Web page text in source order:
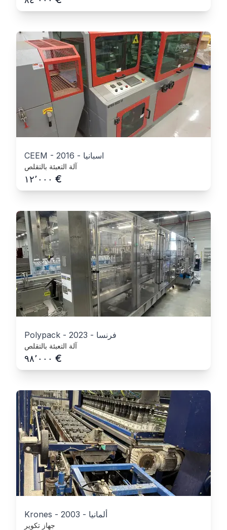
CEEM - 2016 - اسبانيا
آلة التعبئة بالتقلص
١٢٬٠٠٠ €
Polypack - 2023 - فرنسا
آلة التعبئة بالتقلص
٩٨٬٠٠٠ €
Krones - 2003 - ألمانيا
جهاز تكوير